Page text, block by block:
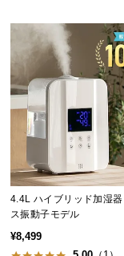
リ
ア
テ
イ
4.4L ハイブリッド加湿
ス振動子モデル
¥8,499